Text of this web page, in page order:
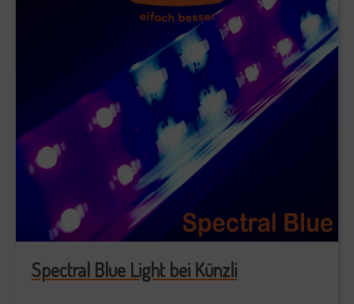
Spectral Blue Light bei Künzli